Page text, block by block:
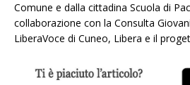
Comune e dalla cittadina Scuola di
collaborazione con la Consulta
LiberaVoce di Cuneo, Libera e il